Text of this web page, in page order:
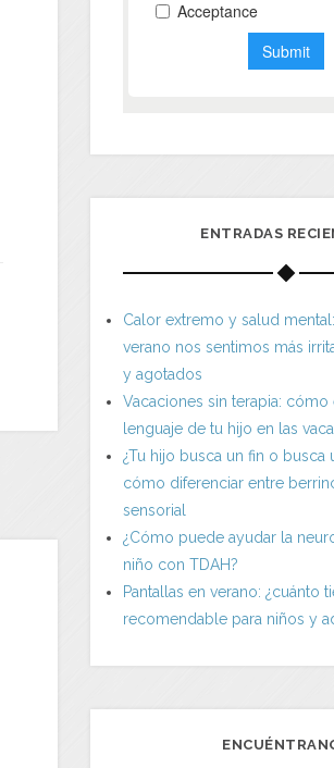
ENTRADAS
Calor extremo y salud
verano nos sentimos más
y agotados
Vacaciones sin terapia: cómo
lenguaje de tu hijo en las
¿Tu hijo busca un fin o busca
cómo diferenciar entre
sensorial
¿Cómo puede ayudar la
niño con TDAH?
Pantallas en verano: ¿cuánto
recomendable para niños y